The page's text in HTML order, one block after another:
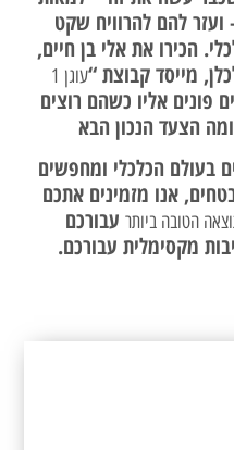
ועזר להם להרוויח שקט
הכירו את אלי בן חיים,
מייסד קבוצת “
עוגן 1
פונים אליו כשהם רוצים
הצעד הנכון הבא
בעולם הכלכלי ומחפשים
אנו מזמינים אתכם
הטובה ביותר עבורכם
מקסימלית עבורכם.